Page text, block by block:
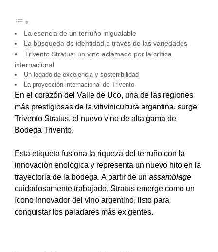
La esencia de un terruño inigualable
La búsqueda de identidad a través de las variedades
Trivento Stratus: un vino aclamado por la crítica
internacional
Un legado de excelencia y sostenibilidad
La proyección internacional de Trivento
En el corazón del Valle de Uco, una de las regiones
más prestigiosas de la vitivinicultura argentina, surge
Trivento Stratus, el nuevo vino de alta gama de
Bodega Trivento.
Esta etiqueta fusiona la riqueza del terruño con la
innovación enológica y representa un nuevo hito en la
trayectoria de la bodega. A partir de un assamblage
cuidadosamente trabajado, Stratus emerge como un
ícono innovador del vino argentino, listo para
conquistar los paladares más exigentes.